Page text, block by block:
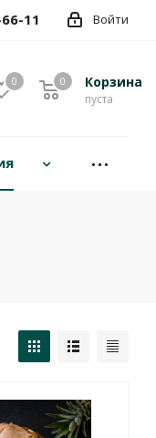
Войти
11
0 Корзина
пуста
0